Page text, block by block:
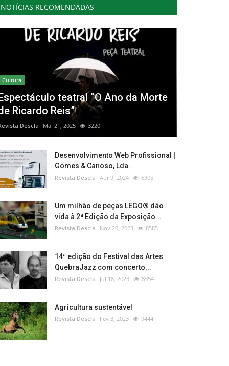
NOTÍCIAS RECOMENDADAS
Cultura
teatral “O Ano da Morte
Ricardo Reis”
Descla Mai 21, 2025 3220
Desenvolvimento Web Profissional |
Gomes & Canoso, Lda.
Revista Descla Abr 9, 2024 6305
Um milhão de peças LEGO® dão
vida à 2ª Edição da Exposição...
Revista Descla Nov 20, 2023 8585
14ª edição do Festival das Artes
QuebraJazz com concerto...
Revista Descla Jul 18, 2023 8354
Agricultura sustentável
Revista Descla Fev 3, 2023 9444